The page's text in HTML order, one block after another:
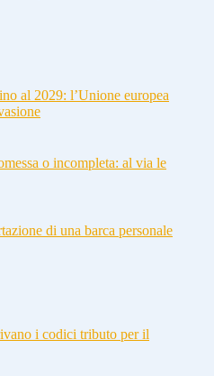
al 2029: l’Unione europea
o incompleta: al via le
di una barca personale
i codici tributo per il